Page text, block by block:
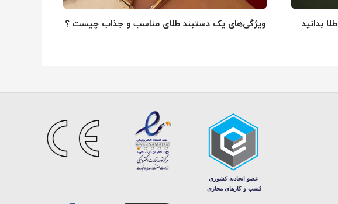
بدانید ویژگی‌های یک دستبند طلای مناسب و جذاب چیست ؟